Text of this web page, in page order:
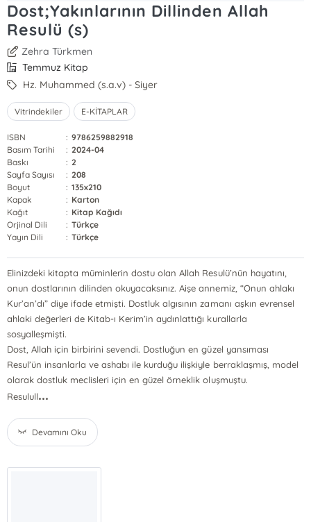
Dost;Yakınlarının Dillinden Allah
Resulü (s)
Zehra Türkmen
Temmuz Kitap
Hz. Muhammed (s.a.v) - Siyer
Vitrindekiler E-KİTAPLAR
ISBN : 9786259882918
Basım Tarihi
: 2024-04
Baskı
: 2
Sayfa Sayısı
: 208
Boyut
: 135x210
Kapak
: Karton
Kağıt
: Kitap Kağıdı
Orjinal Dili
: Türkçe
Yayın Dili
: Türkçe
Elinizdeki kitapta müminlerin dostu olan Allah Resulü’nün hayatını,
onun dostlarının dilinden okuyacaksınız. Aişe annemiz, “Onun ahlakı
Kur’an’dı” diye ifade etmişti. Dostluk algısının zamanı aşkın evrensel
ahlaki değerleri de Kitab-ı Kerim’in aydınlattığı kurallarla
sosyalleşmişti.
Dost, Allah için birbirini sevendi. Dostluğun en güzel yansıması
Resul’ün insanlarla ve ashabı ile kurduğu ilişkiyle berraklaşmış, model
olarak dostluk meclisleri için en güzel örneklik oluşmuştu.
Resulull...
Devamını Oku